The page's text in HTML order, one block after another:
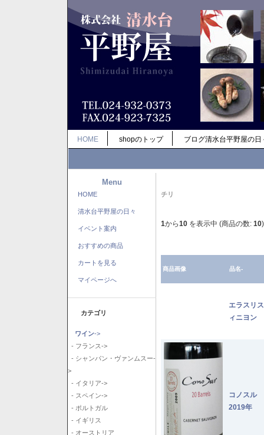
HOME shopのトップ ブログ清水台平野屋の日
Menu
HOME
清水台平野屋の日々
イベント案内
おすすめの商品
カートを見る
マイページへ
カテゴリ
ワイン->
- フランス->
- シャンパン・ヴァンムスー-
>
- イタリア->
- スペイン->
- ポルトガル
- イギリス
- オーストリア
チリ
1から10 を表示中 (商品の数: 10)
商品画像 品名-
エラスリ
ィニヨン
コノスル
2019年